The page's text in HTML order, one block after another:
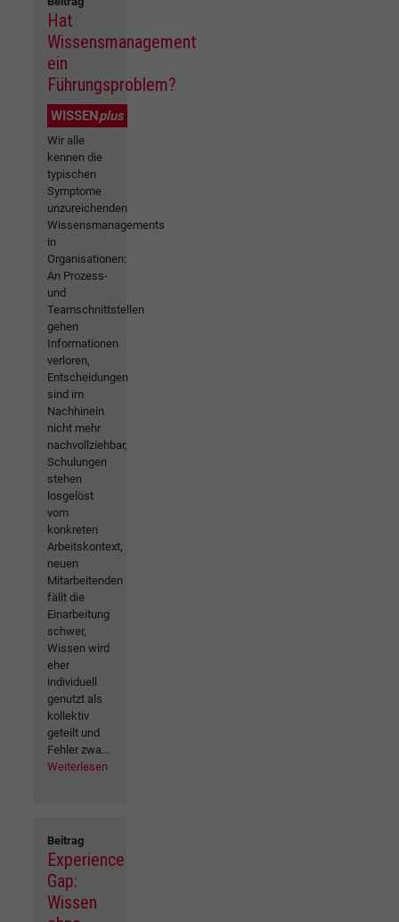
Hat
Wissensmanagement
ein
Führungsproblem?
WISSENplus
Wir alle
kennen die
typischen
Symptome
unzureichenden
Wissensmanagements
in
Organisationen:
An Prozess-
und
Teamschnittstellen
gehen
Informationen
verloren,
Entscheidungen
sind im
Nachhinein
nicht mehr
nachvollziehbar,
Schulungen
stehen
losgelöst
vom
konkreten
Arbeitskontext,
neuen
Mitarbeitenden
fällt die
Einarbeitung
schwer,
Wissen wird
eher
individuell
genutzt als
kollektiv
geteilt und
Fehler zwa...
Weiterlesen
Beitrag
Experience
Gap:
Wissen